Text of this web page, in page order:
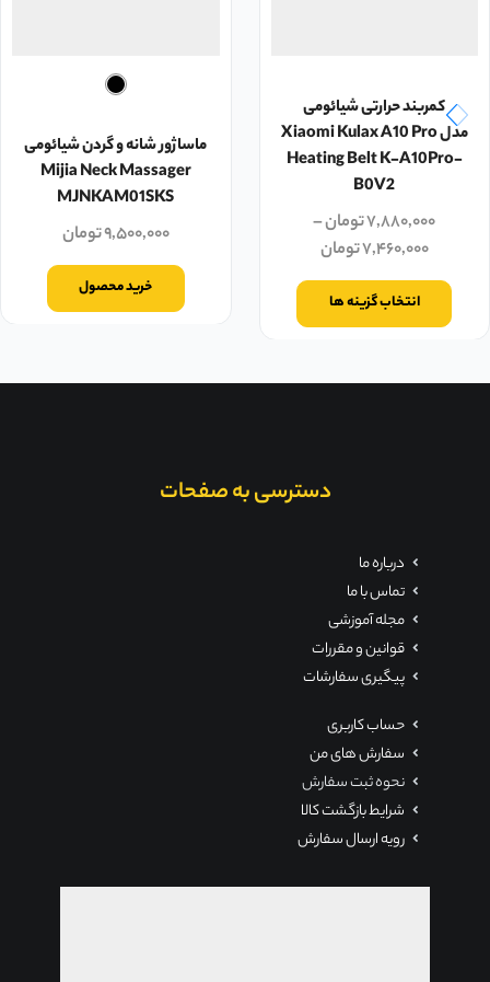
کمربند حرارتی شیائومی
مدل Xiaomi Kulax A10 Pro
Heating Belt K-A10Pro-
B0V2
۷,۸۸۰,۰۰۰تومان–
۷,۴۶۰,۰۰۰تومان
انتخاب گزینه ها
ماساژور شانه و گردن شیائومی
Mijia Neck Massager
MJNKAM01SKS
۹,۵۰۰,۰۰۰تومان
خرید محصول
دسترسی به صفحات
درباره ما
تماس با ما
مجله آموزشی
قوانین و مقررات
پیگیری سفارشات
حساب کاربری
سفارش های من
نحوه ثبت سفارش
شرایط بازگشت کالا
رویه ارسال سفارش